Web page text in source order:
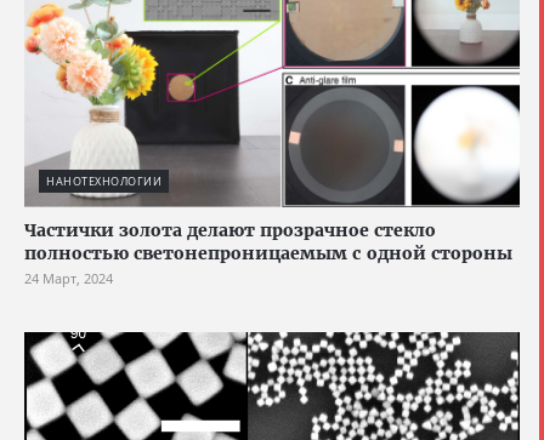
НАНОТЕХНОЛОГИИ
Частички золота делают прозрачное стекло
полностью светонепроницаемым с одной стороны
24 Март, 2024